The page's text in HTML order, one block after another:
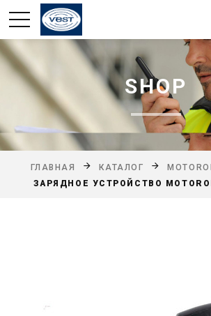
SHOP
ГЛАВНАЯ КАТАЛОГ
ЗАРЯДНОЕ УСТРОЙСТВО